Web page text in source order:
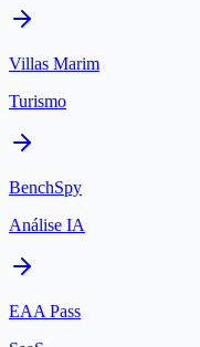
Villas Marim
Turismo
BenchSpy
Análise IA
EAA Pass